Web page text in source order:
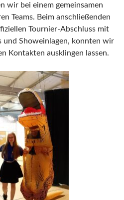
wir bei einem gemeinsamen
Teams. Beim anschließenden
Tournier-Abschluss mit
und Showeinlagen, konnten wir
Kontakten ausklingen lassen.